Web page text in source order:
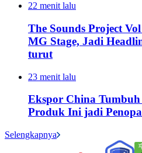
22 menit lalu
The Sounds Project
MG Stage, Jadi
turut
23 menit lalu
Ekspor China
Produk Ini jadi
Selengkapnya